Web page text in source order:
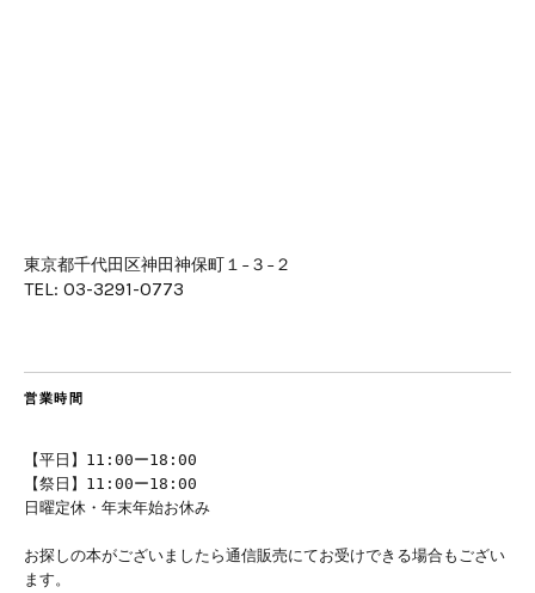
東京都千代田区神田神保町１−３−２
TEL: 03-3291-0773
営業時間
【平日】11:00ー18:00
【祭日】11:00ー18:00
日曜定休・年末年始お休み
お探しの本がございましたら通信販売にてお受けできる場合もござい
ます。